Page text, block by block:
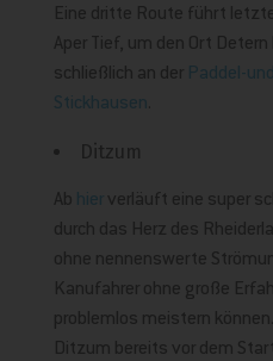
Eine dritte Route führt
Aper Tief, um den Ort
schließlich an der Paddel-
Stickhausen
Ditzum
Ab hier verläuft eine super
durch das Herz des
ohne nennenswerte
Kanufahrer ohne große
problemlos meistern
Ditzum bereits vor dem